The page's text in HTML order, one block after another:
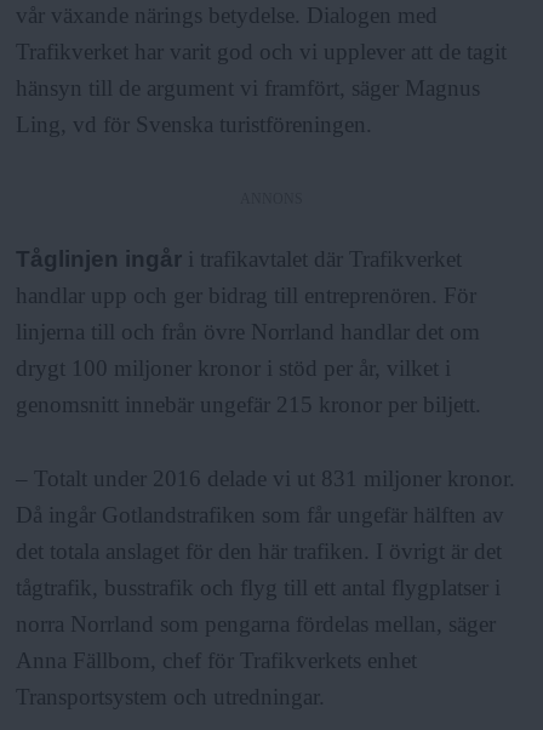
vår växande närings betydelse. Dialogen med
Trafikverket har varit god och vi upplever att de tagit
hänsyn till de argument vi framfört, säger Magnus
Ling, vd för Svenska turistföreningen.
Tåglinjen ingår i trafikavtalet där Trafikverket
handlar upp och ger bidrag till entreprenören. För
linjerna till och från övre Norrland handlar det om
drygt 100 miljoner kronor i stöd per år, vilket i
genomsnitt innebär ungefär 215 kronor per biljett.
– Totalt under 2016 delade vi ut 831 miljoner kronor.
Då ingår Gotlandstrafiken som får ungefär hälften av
det totala anslaget för den här trafiken. I övrigt är det
tågtrafik, busstrafik och flyg till ett antal flygplatser i
norra Norrland som pengarna fördelas mellan, säger
Anna Fällbom, chef för Trafikverkets enhet
Transportsystem och utredningar.